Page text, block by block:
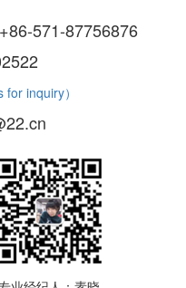
571-87756876
inquiry）